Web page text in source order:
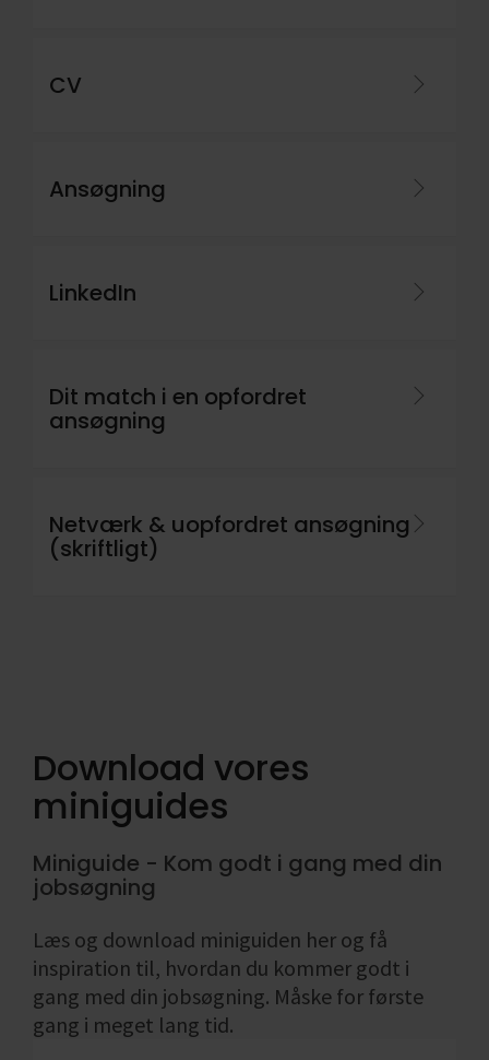
og jobmuligheder
muligheden for karriererådgivning, så du
kan komme et skridt videre i forhold til
CV
Ansøgning
LinkedIn
Dit match i en opfordret
ansøgning
Netværk & uopfordret ansøgning
(skriftligt)
Download vores
miniguides
Miniguide - Kom godt i gang med din
jobsøgning
Læs og download miniguiden her og få
inspiration til, hvordan du kommer godt i
gang med din jobsøgning. Måske for første
gang i meget lang tid.